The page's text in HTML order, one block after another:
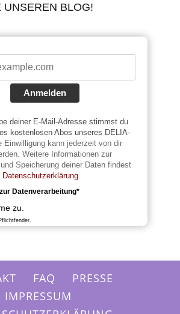
UNSEREN BLOG!
Anmelden
deiner E-Mail-Adresse stimmst du
kostenlosen Abos unseres DELIA-
Einwilligung kann jederzeit von dir
Weitere Informationen zur
Speicherung deiner Daten findest
Datenschutzerklärung.
Datenverarbeitung*
zu.
FAQ
PRESSE
IMPRESSUM